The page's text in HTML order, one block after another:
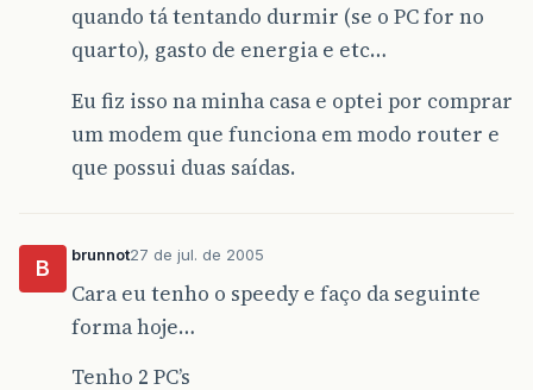
quando tá tentando durmir (se o PC for no
quarto), gasto de energia e etc…
Eu fiz isso na minha casa e optei por comprar
um modem que funciona em modo router e
que possui duas saídas.
B
brunnot27 de jul. de 2005
Cara eu tenho o speedy e faço da seguinte
forma hoje…
Tenho 2 PC’s